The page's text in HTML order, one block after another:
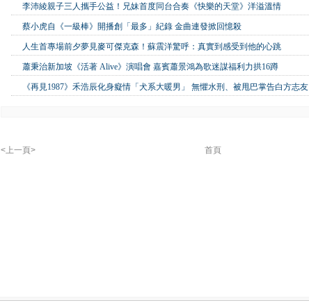
李沛綾親子三人攜手公益！兄妹首度同台合奏《快樂的天堂》洋溢溫情
蔡小虎自《一級棒》開播創「最多」紀錄 金曲連發掀回憶殺
人生首專場前夕夢見麥可傑克森！蘇震洋驚呼：真實到感受到他的心跳
蕭秉治新加坡《活著 Alive》演唱會 嘉賓蕭景鴻為歌迷謀福利力拱16蹲
《再見1987》禾浩辰化身癡情「犬系大暖男」 無懼水刑、被甩巴掌告白方志友
<上一頁> 首頁